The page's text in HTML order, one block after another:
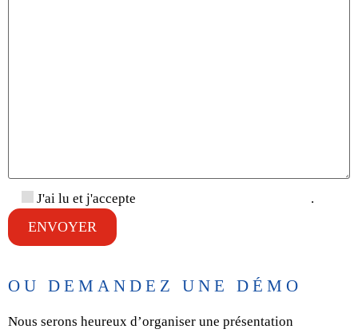
J'ai lu et j'accepte .
OU DEMANDEZ UNE DÉMO
Nous serons heureux d’organiser une présentation